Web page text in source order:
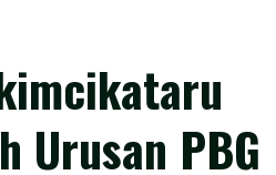
Urusan PBG